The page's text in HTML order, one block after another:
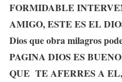
FORMIDABLE
AMIGO, ESTE ES EL
Dios que obra milagros
PAGINA DIOS ES
QUE TE AFERRES A EL,